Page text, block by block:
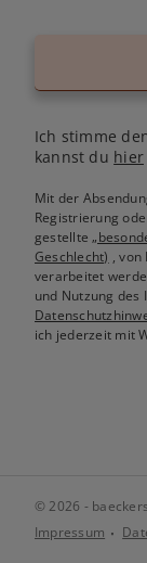
Ich stimme
kannst du hier
Mit der
Registrierung
gestellte
Geschlecht) , von
verarbeitet
und Nutzung des
ich jederzeit mit
© 2026 -
Impressum